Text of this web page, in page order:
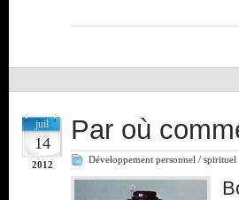
juil
14
2012
Par où
Développement personnel / spirituel